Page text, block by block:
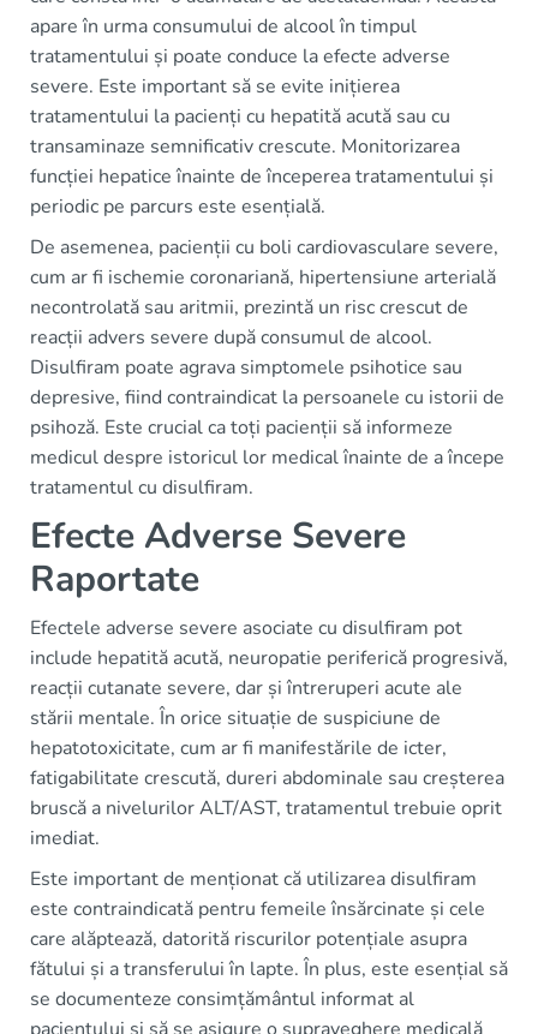
apare în urma consumului de alcool în timpul
tratamentului și poate conduce la efecte adverse
severe. Este important să se evite inițierea
tratamentului la pacienți cu hepatită acută sau cu
transaminaze semnificativ crescute. Monitorizarea
funcției hepatice înainte de începerea tratamentului și
periodic pe parcurs este esențială.
De asemenea, pacienții cu boli cardiovasculare severe,
cum ar fi ischemie coronariană, hipertensiune arterială
necontrolată sau aritmii, prezintă un risc crescut de
reacții advers severe după consumul de alcool.
Disulfiram poate agrava simptomele psihotice sau
depresive, fiind contraindicat la persoanele cu istorii de
psihoză. Este crucial ca toți pacienții să informeze
medicul despre istoricul lor medical înainte de a începe
tratamentul cu disulfiram.
Efecte Adverse Severe
Raportate
Efectele adverse severe asociate cu disulfiram pot
include hepatită acută, neuropatie periferică progresivă,
reacții cutanate severe, dar și întreruperi acute ale
stării mentale. În orice situație de suspiciune de
hepatotoxicitate, cum ar fi manifestările de icter,
fatigabilitate crescută, dureri abdominale sau creșterea
bruscă a nivelurilor ALT/AST, tratamentul trebuie oprit
imediat.
Este important de menționat că utilizarea disulfiram
este contraindicată pentru femeile însărcinate și cele
care alăptează, datorită riscurilor potențiale asupra
fătului și a transferului în lapte. În plus, este esențial să
se documenteze consimțământul informat al